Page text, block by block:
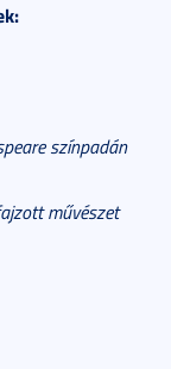
színpadán
művészet